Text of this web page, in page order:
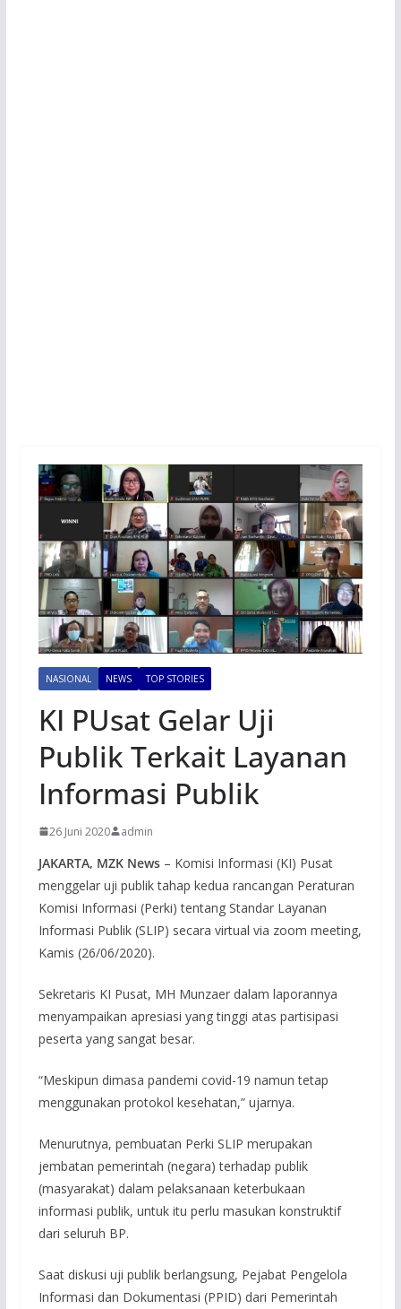
NASIONAL NEWS TOP STORIES
KI PUsat Gelar Uji
Publik Terkait Layanan
Informasi Publik
26 Juni 2020 admin
JAKARTA, MZK News– Komisi Informasi (KI) Pusat
menggelar uji publik tahap kedua rancangan Peraturan
Komisi Informasi (Perki) tentang Standar Layanan
Informasi Publik (SLIP) secara virtual via zoom meeting,
Kamis (26/06/2020).
Sekretaris KI Pusat, MH Munzaer dalam laporannya
menyampaikan apresiasi yang tinggi atas partisipasi
peserta yang sangat besar.
“Meskipun dimasa pandemi covid-19 namun tetap
menggunakan protokol kesehatan,” ujarnya.
Menurutnya, pembuatan Perki SLIP merupakan
jembatan pemerintah (negara) terhadap publik
(masyarakat) dalam pelaksanaan keterbukaan
informasi publik, untuk itu perlu masukan konstruktif
dari seluruh BP.
Saat diskusi uji publik berlangsung, Pejabat Pengelola
Informasi dan Dokumentasi (PPID) dari Pemerintah